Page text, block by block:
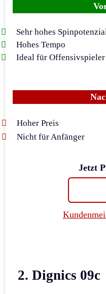
Sehr hohes Spinpotenzial
Hohes Tempo
Ideal für Offensivspieler
Hoher Preis
Nicht für Anfänger
Jetzt
2. Dignics 09c